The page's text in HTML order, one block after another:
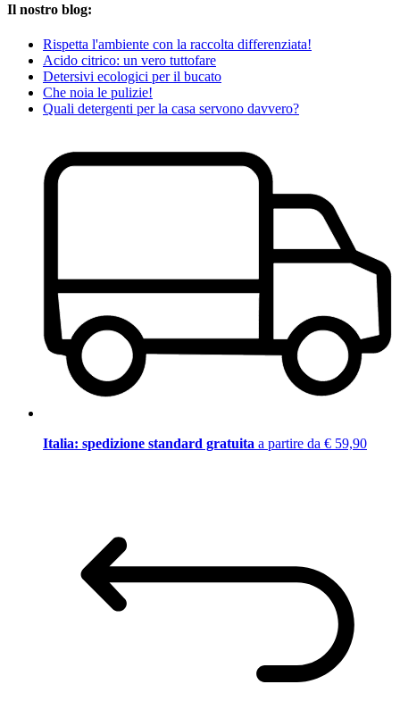
Il nostro blog:
Rispetta l'ambiente con la raccolta differenziata!
Acido citrico: un vero tuttofare
Detersivi ecologici per il bucato
Che noia le pulizie!
Quali detergenti per la casa servono davvero?
Italia: spedizione standard gratuita a partire da € 59,90